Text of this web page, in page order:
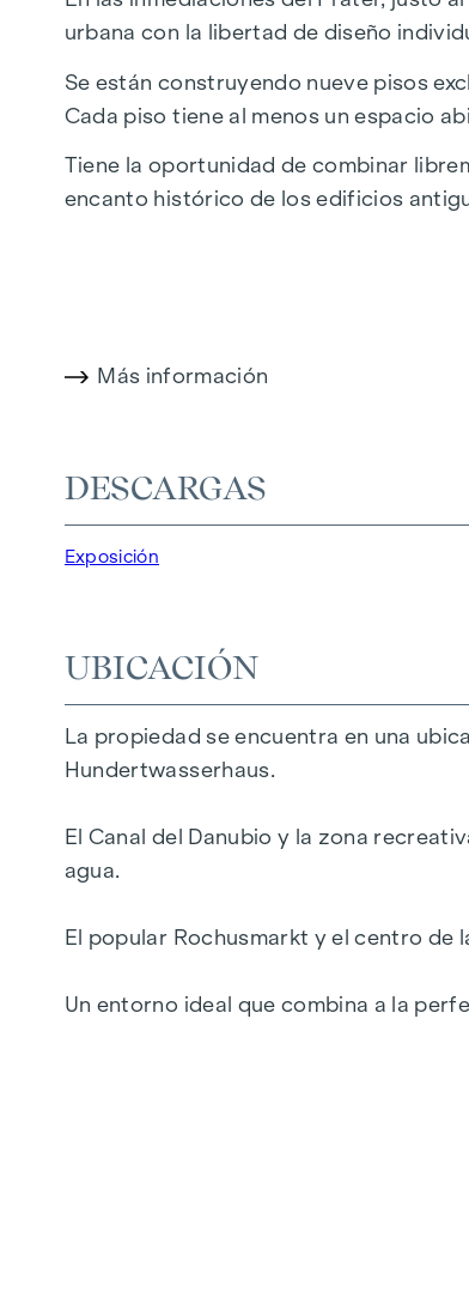
urbana con la libertad de diseño
Se están construyendo nueve pisos
Cada piso tiene al menos un espacio
Tiene la oportunidad de combinar
encanto histórico de los edificios
Ahora tiene la oportunidad de comprar
arquitectura exclusiva - espacio para
2 - 5 habitaciones | superficie
Posibilidad de variantes más grandes
La casa de sus sueños en sus
Altura de la habitación de 2,72 m en
Lujoso concepto de materiales
Calefacción urbana
Directamente en el Canal del
Amplia cocina comedor con
Más información
DESCARGAS
Exposición
UBICACIÓN
La propiedad se encuentra en una
Hundertwasserhaus.
El Canal del Danubio y la zona
agua.
El popular Rochusmarkt y el centro de
Un entorno ideal que combina a la